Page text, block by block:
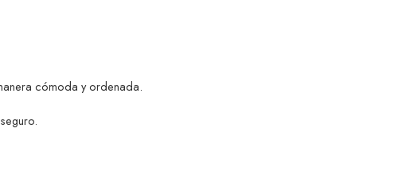
cómoda y ordenada.